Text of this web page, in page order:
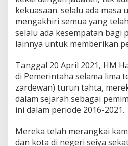
kekuasaan. selalu ada masa
mengakhiri semua yang
selalu ada kesempatan bagi
lainnya untuk memberikan
Tanggal 20 April 2021, HM
di Pemerintaha selama lima
zardewan) turun tahta,
dalam sejarah sebagai
ini dalam periode 2016-2021.
Mereka telah merangkai
dan kota di negeri seiya